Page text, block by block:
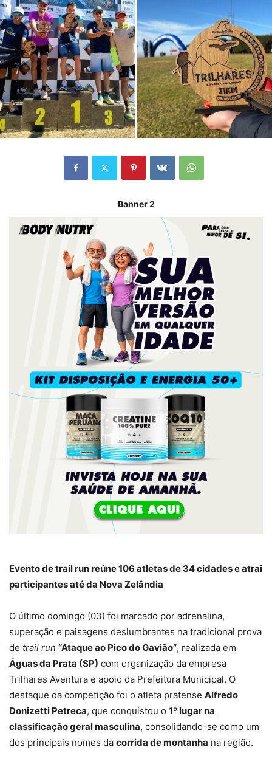
Banner 2
Evento de trail run reúne 106 atletas de 34 cidades e atrai
participantes até da Nova Zelândia
O último domingo (03) foi marcado por adrenalina,
superação e paisagens deslumbrantes na tradicional prova
de trail run “Ataque ao Pico do Gavião”, realizada em
Águas da Prata (SP) com organização da empresa
Trilhares Aventura e apoio da Prefeitura Municipal. O
destaque da competição foi o atleta pratense Alfredo
Donizetti Petreca, que conquistou o 1º lugar na
classificação geral masculina, consolidando-se como um
dos principais nomes da corrida de montanha na região.